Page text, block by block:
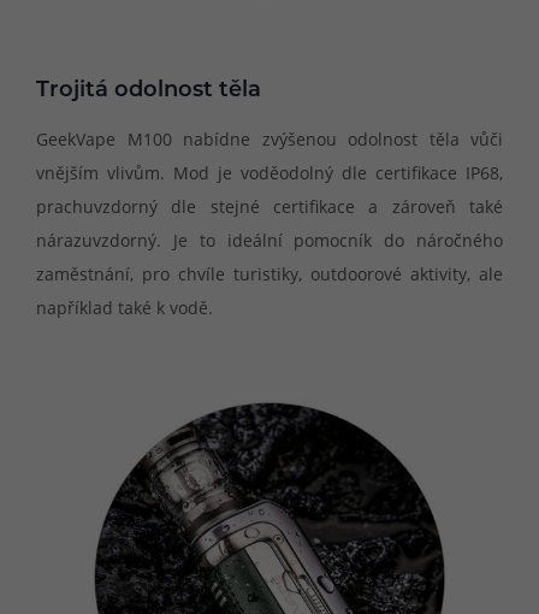
Trojitá odolnost těla
GeekVape M100 nabídne zvýšenou odolnost těla vůči
vnějším vlivům. Mod je voděodolný dle certifikace IP68,
prachuvzdorný dle stejné certifikace a zároveň také
nárazuvzdorný. Je to ideální pomocník do náročného
zaměstnání, pro chvíle turistiky, outdoorové aktivity, ale
například také k vodě.